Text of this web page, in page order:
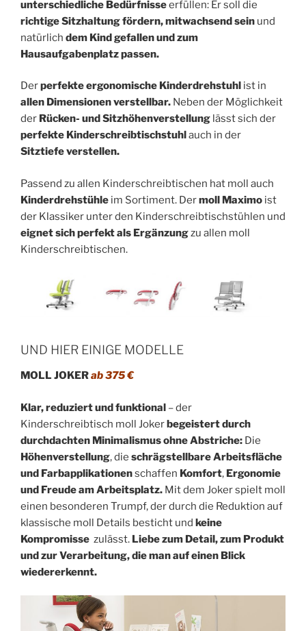
unterschiedliche Bedürfnisseerfüllen: Er soll die
richtige Sitzhaltung fördern,mitwachsend sein und
natürlich dem Kind gefallen und zum
Hausaufgabenplatz passen.
Derperfekte ergonomische Kinderdrehstuhl ist in
allen Dimensionen verstellbar. Neben der Möglichkeit
der Rücken- und Sitzhöhenverstellung lässt sich der
perfekte Kinderschreibtischstuhlauch in der
Sitztiefe verstellen.
Passend zu allen Kinderschreibtischen hat moll auch
Kinderdrehstühle im Sortiment. Dermoll Maximo ist
der Klassiker unter den Kinderschreibtischstühlen und
eignet sich perfekt als Ergänzungzu allen moll
Kinderschreibtischen.
UND HIER EINIGE MODELLE
MOLL JOKERab 375 €
Klar, reduziert und funktional – der
Kinderschreibtisch moll Jokerbegeistert durch
durchdachten Minimalismus ohne Abstriche: Die
Höhenverstellung, die schrägstellbare Arbeitsfläche
und Farbapplikationenschaffen Komfort, Ergonomie
und Freude am Arbeitsplatz. Mit dem Joker spielt moll
einen besonderen Trumpf, der durch die Reduktion auf
klassische moll Details besticht und keine
Kompromisse zulässt. Liebe zum Detail, zum Produkt
und zur Verarbeitung, die man auf einen Blick
wiedererkennt.